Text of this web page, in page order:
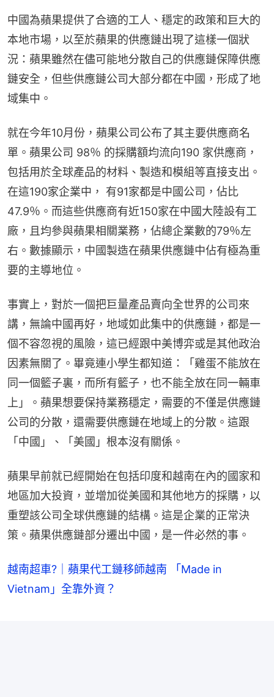
中國為蘋果提供了合適的工人、穩定的政策和巨大的
本地市場，以至於蘋果的供應鏈出現了這樣一個狀
況：蘋果雖然在儘可能地分散自己的供應鏈保障供應
鏈安全，但些供應鏈公司大部分都在中國，形成了地
域集中。
就在今年10月份，蘋果公司公布了其主要供應商名
單。蘋果公司 98％ 的採購額均流向190 家供應商，
包括用於全球產品的材料、製造和模組等直接支出。
在這190家企業中， 有91家都是中國公司，佔比
47.9％。而這些供應商有近150家在中國大陸設有工
廠，且均參與蘋果相關業務，佔總企業數的79％左
右。數據顯示，中國製造在蘋果供應鏈中佔有極為重
要的主導地位。
事實上，對於一個把巨量產品賣向全世界的公司來
講，無論中國再好，地域如此集中的供應鏈，都是一
個不容忽視的風險，這已經跟中美博弈或是其他政治
因素無關了。畢竟連小學生都知道：「雞蛋不能放在
同一個籃子裏，而所有籃子，也不能全放在同一輛車
上」。蘋果想要保持業務穩定，需要的不僅是供應鏈
公司的分散，還需要供應鏈在地域上的分散。這跟
「中國」、「美國」根本沒有關係。
蘋果早前就已經開始在包括印度和越南在內的國家和
地區加大投資，並增加從美國和其他地方的採購，以
重塑該公司全球供應鏈的結構。這是企業的正常決
策。蘋果供應鏈部分遷出中國，是一件必然的事。
越南超車?｜蘋果代工鏈移師越南 「Made in
Vietnam」全靠外資？